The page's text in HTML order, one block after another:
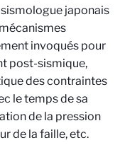
japonais
invoqués pour
post-sismique,
des contraintes
le temps de sa
de la pression
de la faille, etc.